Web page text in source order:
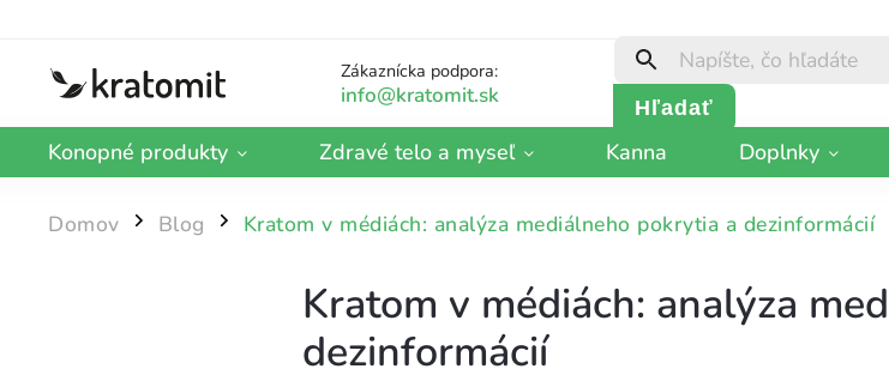
Zákaznícka podpora:
Hľadať
Konopné produkty Zdravé telo a myseľ Kanna Doplnky
Domov / Blog / Kratom v médiách: analýza mediálneho pokrytia a dezinformácií
Kratom v médiách: analýza
dezinformácií